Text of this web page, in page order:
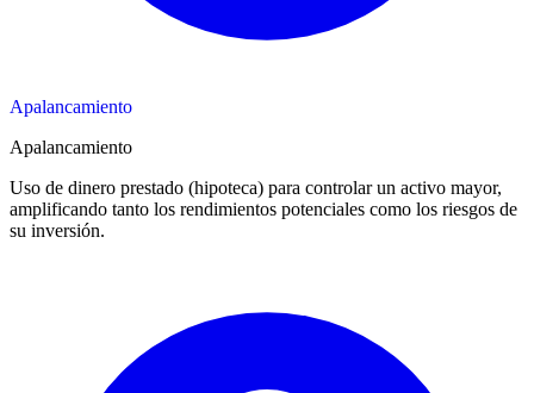
Apalancamiento
Apalancamiento
Uso de dinero prestado (hipoteca) para controlar un activo mayor,
amplificando tanto los rendimientos potenciales como los riesgos de
su inversión.